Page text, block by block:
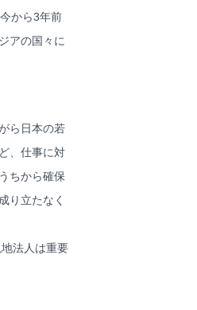
から3年前
アの国々に
ら日本の若
、仕事に対
ちから確保
り立たなく
法人は重要